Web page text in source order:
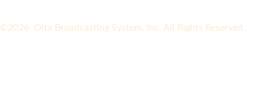
©2026 Oita Broadcasting System, Inc. All Rights Reserved.